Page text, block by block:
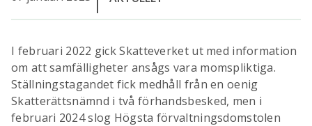
I februari 2022 gick Skatteverket ut med information
om att samfälligheter ansågs vara momspliktiga.
Ställningstagandet fick medhåll från en oenig
Skatterättsnämnd i två förhandsbesked, men i
februari 2024 slog Högsta förvaltningsdomstolen